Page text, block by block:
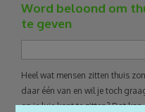
Word beloond om
te geven
Heel wat mensen zitten thuis
daar één van en wil je toch
op je luie kont te zitten? Dat